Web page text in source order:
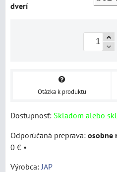
dverí
Otázka k produktu
Dostupnosť: Skladom alebo
osobne
0 € •
Výrobca: JAP